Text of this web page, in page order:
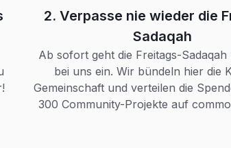
2. Verpasse nie wieder die
Sadaqah
Ab sofort geht die Freitags-Sadaqah
bei uns ein. Wir bündeln hier die
Gemeinschaft und verteilen die
300 Community-Projekte auf